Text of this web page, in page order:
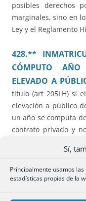
Sí,
Principalmente usamos
estadísticas propias de la
posibles derechos
marginales, sino en
Ley y el Reglamento
428.**
CÓMPUTO
ELEVADO A
título (art 205LH) si
elevación a público
un año se computa
contrato privado y
429.** PETICIÓN
PRESENTACIÓN